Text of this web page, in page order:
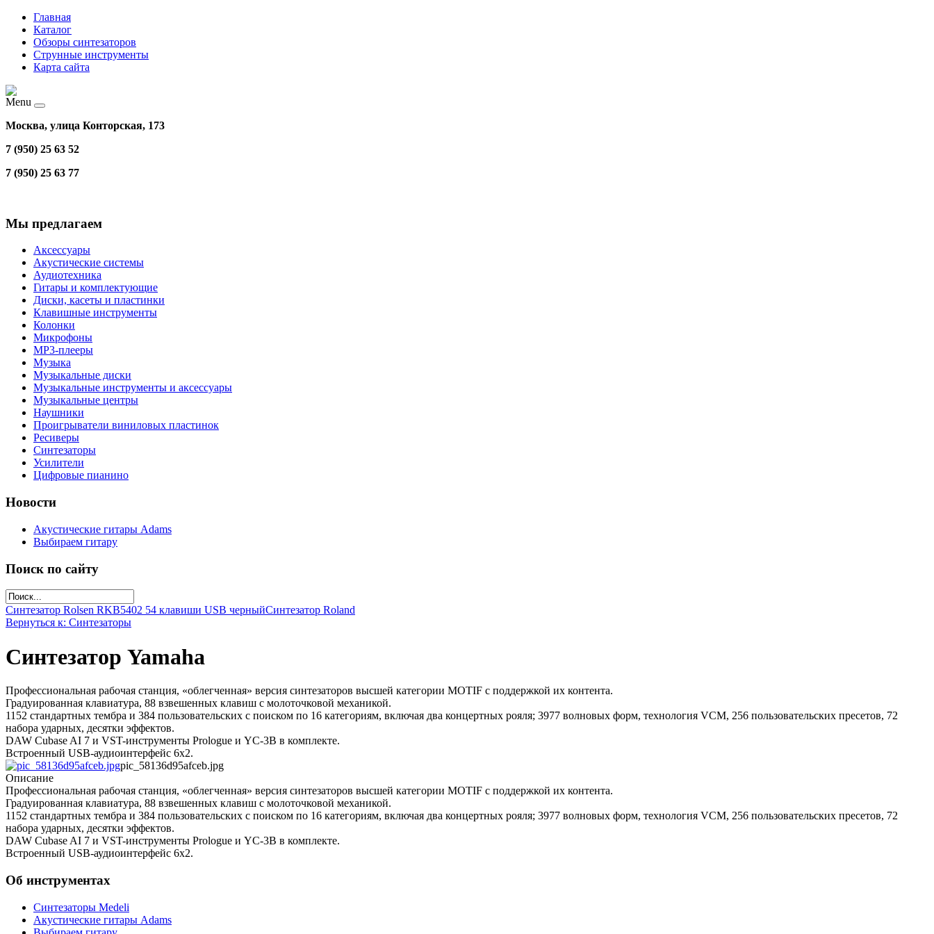
Главная
Каталог
Обзоры синтезаторов
Струнные инструменты
Карта сайта
Menu
Москва, улица Конторская, 173
7 (950) 25 63 52
7 (950) 25 63 77
Мы предлагаем
Аксессуары
Акустические системы
Аудиотехника
Гитары и комплектующие
Диски, касеты и пластинки
Клавишные инструменты
Колонки
Микрофоны
МР3-плееры
Музыка
Музыкальные диски
Музыкальные инструменты и аксессуары
Музыкальные центры
Наушники
Проигрыватели виниловых пластинок
Ресиверы
Синтезаторы
Усилители
Цифровые пианино
Новости
Акустические гитары Adams
Выбираем гитару
Поиск по сайту
Синтезатор Rolsen RKB5402 54 клавиши USB черныйСинтезатор Roland
Вернуться к: Синтезаторы
Синтезатор Yamaha
Профессиональная рабочая станция, «облегченная» версия синтезаторов высшей категории MOTIF с поддержкой их контента.
Градуированная клавиатура, 88 взвешенных клавиш с молоточковой механикой.
1152 стандартных тембра и 384 пользовательских с поиском по 16 категориям, включая два концертных рояля; 3977 волновых форм, технология VCM, 256 пользовательских пресетов, 72
набора ударных, десятки эффектов.
DAW Cubase AI 7 и VST-инструменты Prologue и YC-3В в комплекте.
Встроенный USB-аудиоинтерфейс 6х2.
pic_58136d95afceb.jpg
Описание
Профессиональная рабочая станция, «облегченная» версия синтезаторов высшей категории MOTIF с поддержкой их контента.
Градуированная клавиатура, 88 взвешенных клавиш с молоточковой механикой.
1152 стандартных тембра и 384 пользовательских с поиском по 16 категориям, включая два концертных рояля; 3977 волновых форм, технология VCM, 256 пользовательских пресетов, 72
набора ударных, десятки эффектов.
DAW Cubase AI 7 и VST-инструменты Prologue и YC-3В в комплекте.
Встроенный USB-аудиоинтерфейс 6х2.
Об инструментах
Синтезаторы Мedeli
Акустические гитары Adams